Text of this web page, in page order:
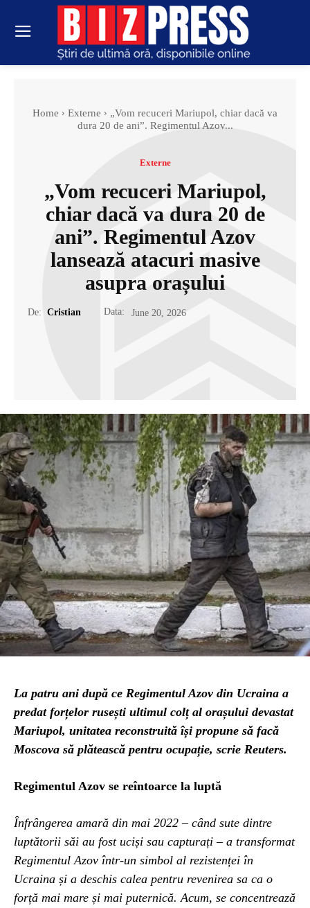
Home Externe
„Vom recuceri Mariupol, chiar dacă va
dura 20 de ani”. Regimentul Azov...
Externe
„Vom recuceri Mariupol,
chiar dacă va dura 20 de
ani”. Regimentul Azov
lansează atacuri masive
asupra orașului
De: Cristian Data: June 20, 2026
La patru ani după ce Regimentul Azov din Ucraina a
predat forțelor rusești ultimul colț al orașului devastat
Mariupol, unitatea reconstruită își propune să facă
Moscova să plătească pentru ocupație, scrie Reuters.
Regimentul Azov se reîntoarce la luptă
Înfrângerea amară din mai 2022 – când sute dintre
luptătorii săi au fost uciși sau capturați – a transformat
Regimentul Azov într-un simbol al rezistenței în
Ucraina și a deschis calea pentru revenirea sa ca o
forță mai mare și mai puternică. Acum, se concentrează